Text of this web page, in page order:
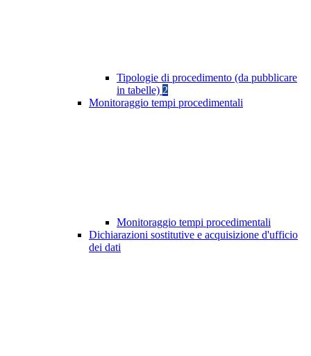
Tipologie di procedimento (da pubblicare
in tabelle) 2
Monitoraggio tempi procedimentali
Monitoraggio tempi procedimentali
Dichiarazioni sostitutive e acquisizione d'ufficio
dei dati